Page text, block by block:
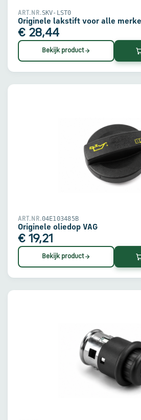
ART.NR.SKV-LST0
Originele lakstift voor alle
€ 28,44
Bekijk product
ART.NR.04E103485B
Originele oliedop VAG
€ 19,21
Bekijk product